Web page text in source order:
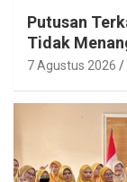
Putusan
Tidak
7 Agustus 2026